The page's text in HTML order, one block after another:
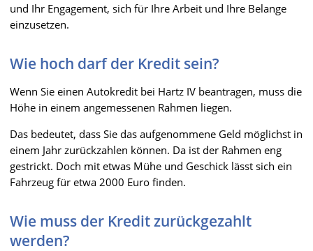
und Ihr Engagement, sich für Ihre Arbeit und Ihre Belange
einzusetzen.
Wie hoch darf der Kredit sein?
Wenn Sie einen Autokredit bei Hartz IV beantragen, muss die
Höhe in einem angemessenen Rahmen liegen.
Das bedeutet, dass Sie das aufgenommene Geld möglichst in
einem Jahr zurückzahlen können. Da ist der Rahmen eng
gestrickt. Doch mit etwas Mühe und Geschick lässt sich ein
Fahrzeug für etwa 2000 Euro finden.
Wie muss der Kredit zurückgezahlt
werden?